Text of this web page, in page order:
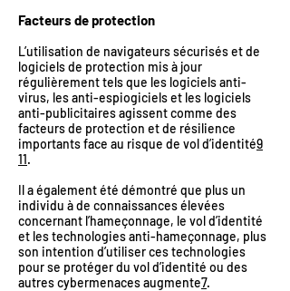
Facteurs de protection
L’utilisation de navigateurs sécurisés et de
logiciels de protection mis à jour
régulièrement tels que les logiciels anti-
virus, les anti-espiogiciels et les logiciels
anti-publicitaires agissent comme des
facteurs de protection et de résilience
importants face au risque de vol d’identité9
11.
Il a également été démontré que plus un
individu à de connaissances élevées
concernant l’hameçonnage, le vol d’identité
et les technologies anti-hameçonnage, plus
son intention d’utiliser ces technologies
pour se protéger du vol d’identité ou des
autres cybermenaces augmente7.